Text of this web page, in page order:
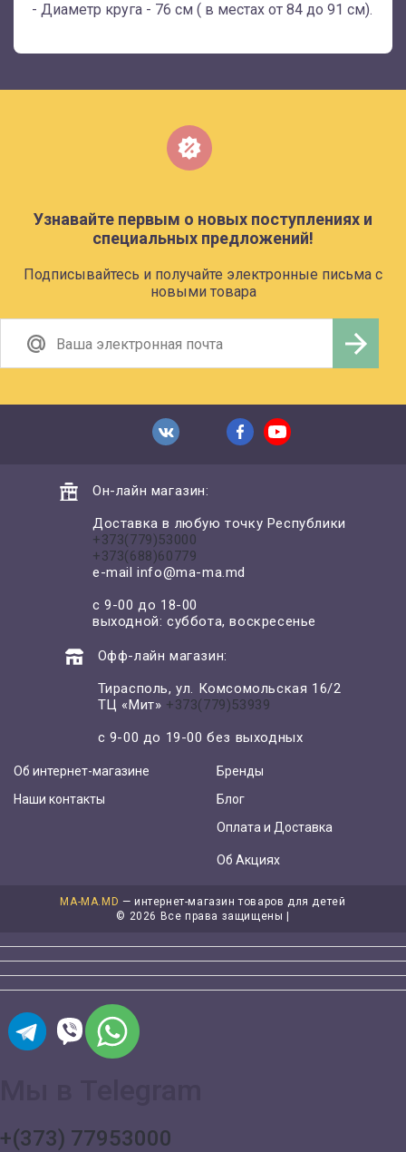
- Диаметр круга - 76 см ( в местах от 84 до 91 см).
Узнавайте первым о новых поступлениях и
специальных предложений!
Подписывайтесь и получайте электронные письма с
новыми товара
Он-лайн магазин:
Доставка в любую точку Республики
+373(779)53000
+373(688)60779
e-mailinfo@ma-ma.md
с 9-00 до 18-00
выходной: суббота, воскресенье
Офф-лайн магазин:
Тирасполь, ул. Комсомольская 16/2
ТЦ «Мит» +373(779)53939
с 9-00 до 19-00 без выходных
Об интернет-магазине
Наши контакты
Бренды
Блог
Оплата и Доставка
Об Акциях
MA-MA.MD — интернет-магазин товаров для детей
© 2026 Все права защищены |
+(373) 77953000